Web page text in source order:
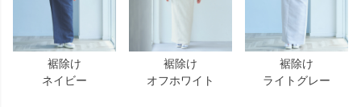
裾除け
ネイビー
裾除け
オフホワイト
裾除け
ライトグレー